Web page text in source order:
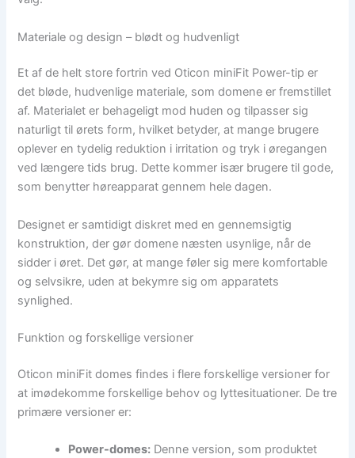
Materiale og design – blødt og hudvenligt
Et af de helt store fortrin ved Oticon miniFit Power-tip er
det bløde, hudvenlige materiale, som domene er fremstillet
af. Materialet er behageligt mod huden og tilpasser sig
naturligt til ørets form, hvilket betyder, at mange brugere
oplever en tydelig reduktion i irritation og tryk i øregangen
ved længere tids brug. Dette kommer især brugere til gode,
som benytter høreapparat gennem hele dagen.
Designet er samtidigt diskret med en gennemsigtig
konstruktion, der gør domene næsten usynlige, når de
sidder i øret. Det gør, at mange føler sig mere komfortable
og selvsikre, uden at bekymre sig om apparatets
synlighed.
Funktion og forskellige versioner
Oticon miniFit domes findes i flere forskellige versioner for
at imødekomme forskellige behov og lyttesituationer. De tre
primære versioner er:
Power-domes: Denne version, som produktet